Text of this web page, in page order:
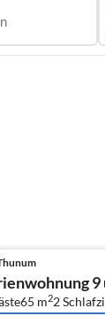
65 m22